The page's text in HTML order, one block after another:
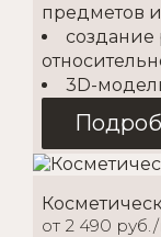
предметов
создание
3D-
от 2 490